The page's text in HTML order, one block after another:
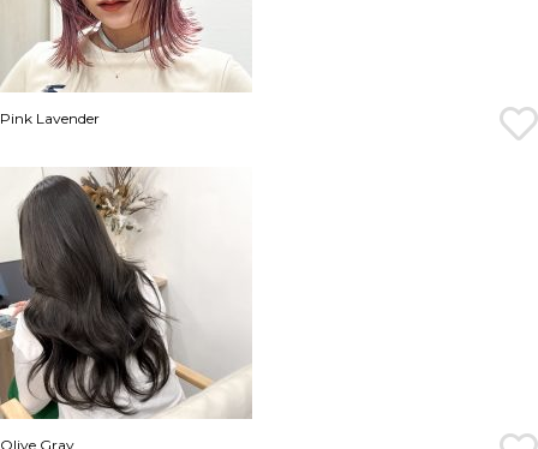
Pink Lavender
Olive Gray